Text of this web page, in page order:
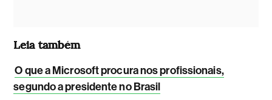
Leia também
O que a Microsoft procura nos profissionais,
segundo a presidente no Brasil